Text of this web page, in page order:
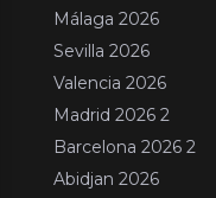
Málaga 2026
Sevilla 2026
Valencia 2026
Madrid 2026 2
Barcelona 2026 2
Abidjan 2026